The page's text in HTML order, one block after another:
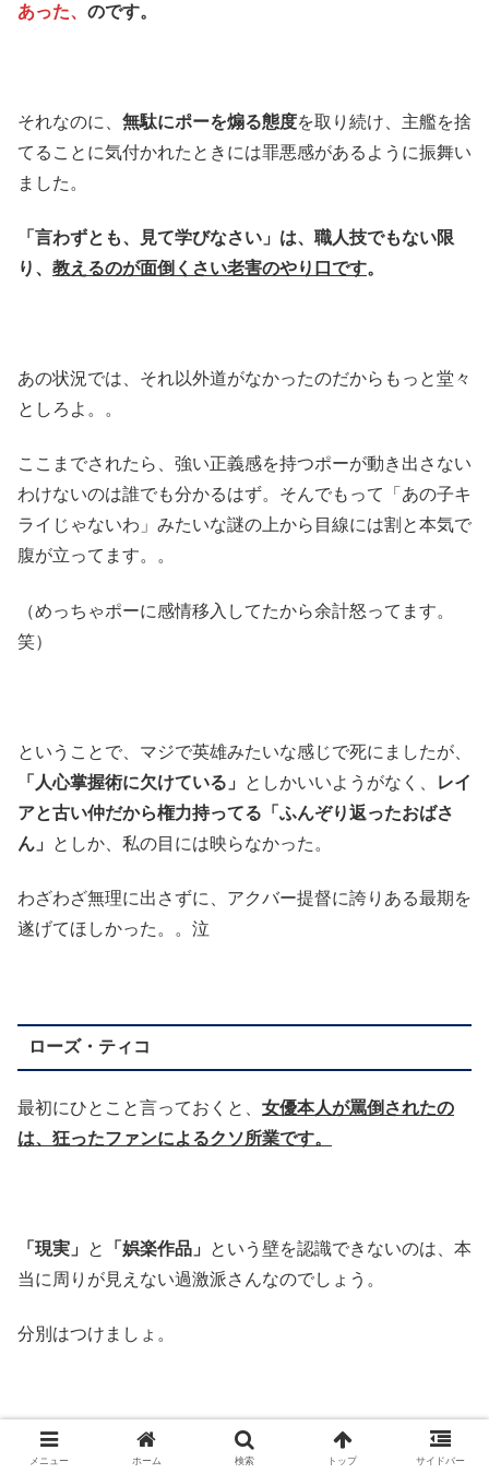
あった、 のです。
それなのに、 無駄にポーを煽る態度を取り続け、主艦を捨
てることに気付かれたときには罪悪感があるように振舞い
ました。
「言わずとも、見て学びなさい」は、職人技でもない限
り、 教えるのが面倒くさい老害のやり口です。
あの状況では、それ以外道がなかったのだからもっと堂々
としろよ。。
ここまでされたら、強い正義感を持つポーが動き出さない
わけないのは誰でも分かるはず。そんでもって「あの子キ
ライじゃないわ」みたいな謎の上から目線には割と本気で
腹が立ってます。。
（めっちゃポーに感情移入してたから余計怒ってます。
笑）
ということで、マジで英雄みたいな感じで死にましたが、
「人心掌握術に欠けている」
としかいいようがなく、
レイ
アと古い仲だから権力持ってる「ふんぞり返ったおばさ
ん」
としか、私の目には映らなかった。
わざわざ無理に出さずに、アクバー提督に誇りある最期を
遂げてほしかった。。泣
ローズ・ティコ
最初にひとこと言っておくと、 女優本人が罵倒されたの
は、狂ったファンによるクソ所業です。
「現実」 と 「娯楽作品」
という壁を認識できないのは、本
当に周りが見えない過激派さんなのでしょう。
分別はつけましょ。
でもさ、
メニュー ホーム 検索 トップ サイドバー